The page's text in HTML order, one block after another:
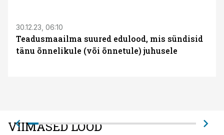
30.12.23, 06:10
Teadusmaailma suured edulood, mis sündisid
tänu õnnelikule (või õnnetule) juhusele
VIIMASED LOOD